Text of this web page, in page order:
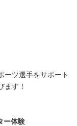
ツ選手をサポート
ます！
ー体験